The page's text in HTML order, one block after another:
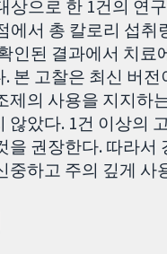
상으로 한 1건의 연
에서 총 칼로리 섭취
인된 결과에서 치료
본 고찰은 최신 버전
제의 사용을 지지하
않았다. 1건 이상의
을 권장한다. 따라서
중하고 주의 깊게 사